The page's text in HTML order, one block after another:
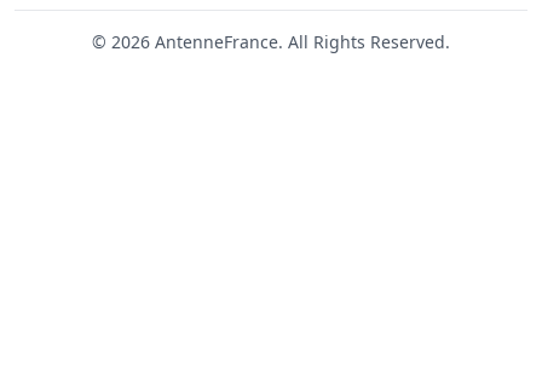
© 2026 AntenneFrance. All Rights Reserved.